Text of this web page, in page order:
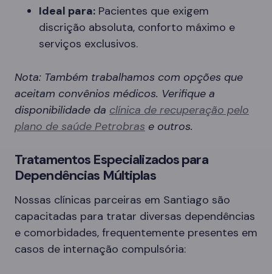
Ideal para: Pacientes que exigem
discrição absoluta, conforto máximo e
serviços exclusivos.
Nota: Também trabalhamos com opções que
aceitam convênios médicos. Verifique a
disponibilidade da clínica de recuperação pelo
plano de saúde Petrobras e outros.
Tratamentos Especializados para
Dependências Múltiplas
Nossas clínicas parceiras em Santiago são
capacitadas para tratar diversas dependências
e comorbidades, frequentemente presentes em
casos de internação compulsória: